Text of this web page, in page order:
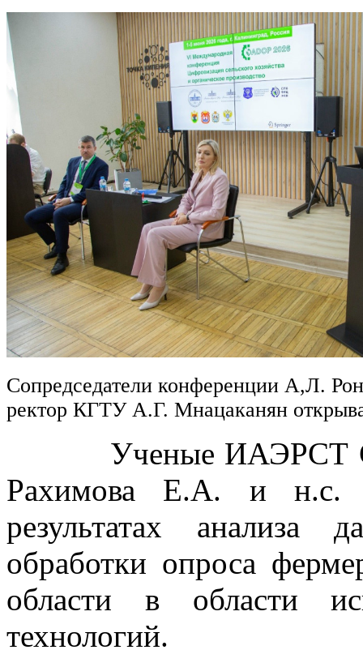
Сопредседатели конференции А,Л.
ректор КГТУ А.Г. Мнацаканян
Ученые ИАЭРСТ
Рахимова Е.А. и н.с.
результатах
обработки опроса
области в области
технологий.